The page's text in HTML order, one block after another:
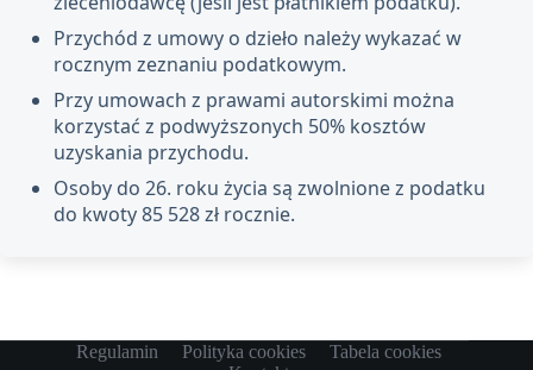
Przychód z umowy o dzieło należy wykazać w
rocznym zeznaniu podatkowym.
Przy umowach z prawami autorskimi można
korzystać z podwyższonych 50% kosztów
uzyskania przychodu.
Osoby do 26. roku życia są zwolnione z podatku
do kwoty 85 528 zł rocznie.
Regulamin Polityka cookies
Tabela cookies